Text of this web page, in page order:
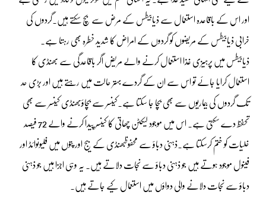
اور اس کے باقاعدہ استعمال سے ذیابیطس کے مرض سے بچ سکتے ہیں۔گردوں کی
خرابی ذیابیطس کے مریضوں کو گردوں کے امراض کا شدید خطرہ بھی رہتا ہے۔
ذیابیطس میں پرہیزی غذا استعمال کرنے والے مریض اگر باقاعدگی سے بھنڈی کا
استعمال کرایا جائے تو اس سے ان کے گردے بہتر حالت میں رہتے ہیں اور بڑی حد
تک گردوں کی بیماریوں سے بھی بچا جا سکتا ہے۔کینسر سے بچاؤبھنڈی کینسر سے بھی
تحفظ دے سکتی ہے۔ اس میں موجود لیکٹن چھاتی کا کینسر پیدا کرنے والے 72 فیصد
خلیات کو ختم کرسکتا ہے۔ذہنی دباؤ سے محفوظبھنڈی کے بیج اور پتوں میں فلیونوائڈ اور
فینول موجود ہوتے ہیں جو ذہنی دباؤ سے نجات دلاتے ہیں۔ یہ وہی اجزا ہیں جو ذہنی
دباؤ سے نجات دلانے والی دواؤں میں استعمال کیے جاتے ہیں۔